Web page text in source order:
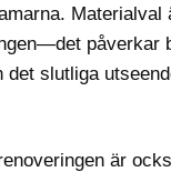
Materialval
påverkar
det slutliga
är